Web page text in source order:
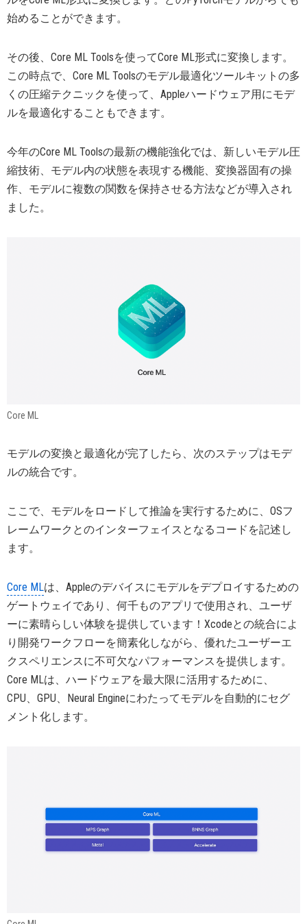
始めることができます。
その後、Core ML Toolsを使ってCore ML形式に変換します。
この時点で、Core ML Toolsのモデル最適化ツールキットの多
くの圧縮テクニックを使って、Appleハードウェア用にモデ
ルを最適化することもできます。
今年のCore ML Toolsの最新の機能強化では、新しいモデル圧
縮技術、モデル内の状態を表現する機能、変換器固有の操
作、モデルに複数の関数を保持させる方法などが導入され
ました。
Core ML
モデルの変換と最適化が完了したら、次のステップはモデ
ルの統合です。
ここで、モデルをロードして推論を実行するために、OSフ
レームワークとのインターフェイスとなるコードを記述し
ます。
Core MLは、Appleのデバイスにモデルをデプロイするための
ゲートウェイであり、何千ものアプリで使用され、ユーザ
ーに素晴らしい体験を提供しています！Xcodeとの統合によ
り開発ワークフローを簡素化しながら、優れたユーザーエ
クスペリエンスに不可欠なパフォーマンスを提供します。
Core MLは、ハードウェアを最大限に活用するために、
CPU、GPU、Neural Engineにわたってモデルを自動的にセグ
メント化します。